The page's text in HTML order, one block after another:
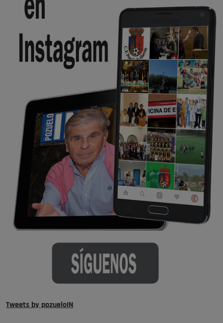
Tweets by pozueloIN